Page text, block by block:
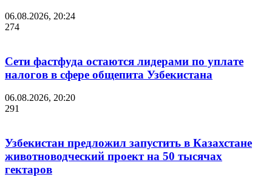
06.08.2026, 20:24
274
Сети фастфуда остаются лидерами по уплате
налогов в сфере общепита Узбекистана
06.08.2026, 20:20
291
Узбекистан предложил запустить в Казахстане
животноводческий проект на 50 тысячах
гектаров